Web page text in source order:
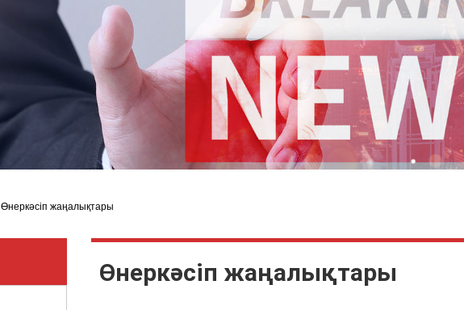
Өнеркәсіп жаңалықтары
Өнеркәсіп жаңалықтары